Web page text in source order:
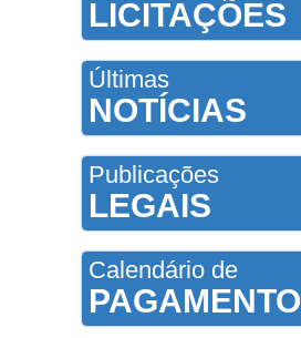
LICITAÇÕES
Últimas
NOTÍCIAS
Publicações
LEGAIS
Calendário de
PAGAMENTO